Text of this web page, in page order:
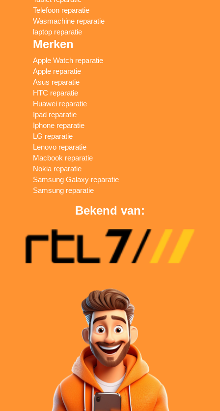
Telefoon reparatie
Wasmachine reparatie
laptop reparatie
Merken
Apple Watch reparatie
Apple reparatie
Asus reparatie
HTC reparatie
Huawei reparatie
Ipad reparatie
Iphone reparatie
LG reparatie
Lenovo reparatie
Macbook reparatie
Nokia reparatie
Samsung Galaxy reparatie
Samsung reparatie
Bekend van: